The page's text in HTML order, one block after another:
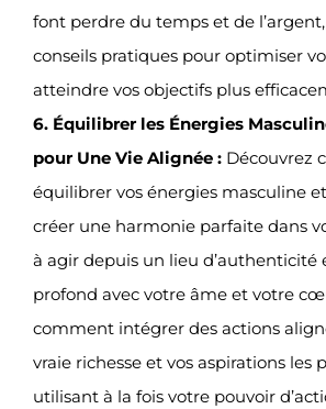
font perdre du temps et de
conseils pratiques pour optimiser
atteindre vos objectifs plus
6. Équilibrer les Énergies
pour Une Vie Alignée : Découvrez
équilibrer vos énergies masculine
créer une harmonie parfaite dans
à agir depuis un lieu d’authenticité
profond avec votre âme et votre
comment intégrer des actions
vraie richesse et vos aspirations les
utilisant à la fois votre pouvoir